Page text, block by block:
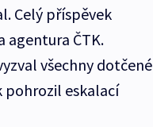
Celý příspěvek
agentura ČTK.
všechny dotčené
eskalací